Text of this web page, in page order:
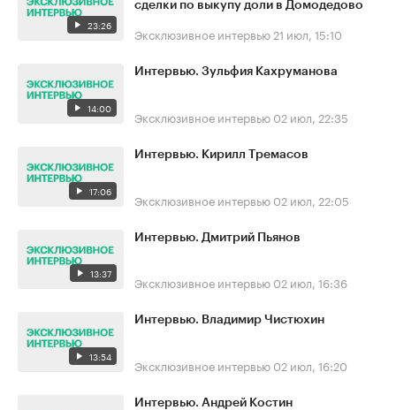
23:26
сделки по выкупу доли в Домодедово
Эксклюзивное интервью 21 июл, 15:10
14:00
Интервью. Зульфия Кахруманова
Эксклюзивное интервью 02 июл, 22:35
17:06
Интервью. Кирилл Тремасов
Эксклюзивное интервью 02 июл, 22:05
13:37
Интервью. Дмитрий Пьянов
Эксклюзивное интервью 02 июл, 16:36
13:54
Интервью. Владимир Чистюхин
Эксклюзивное интервью 02 июл, 16:20
Интервью. Андрей Костин